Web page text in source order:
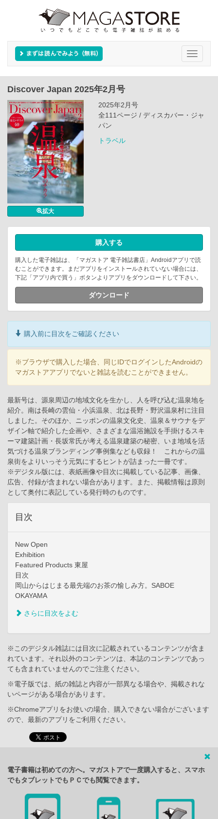
Toggle
Discover Japan 2025年2月号
拡大
2025年2月号
全111ページ / ディスカバー・ジャ
パン
トラベル
購入する
購入した電子雑誌は、「マガストア 電子雑誌書店」Androidアプリで読
むことができます。まだアプリをインストールされていない場合には、
下記「アプリ内で買う」ボタンよりアプリをダウンロードして下さい。
ダウンロード
購入前に目次をご確認ください
※ブラウザで購入した場合、同じIDでログインしたAndroidの
マガストアアプリでないと雑誌を読むことができません。
最新号は、源泉周辺の地域文化を生かし、人を呼び込む温泉地を
紹介。南は長崎の雲仙・小浜温泉、北は長野・野沢温泉村に注目
しました。そのほか、ニッポンの温泉文化史、温泉＆サウナをデ
ザイン軸で紹介した企画や、さまざまな温浴施設を手掛けるスキ
ーマ建築計画・長坂常氏が考える温泉建築の秘密、いま地域を活
気づける温泉ブランディング事例集なども収録！ これからの温
泉街をよりいっそう元気にするヒントが詰まった一冊です。
※デジタル版には、表紙画像や目次に掲載している記事、画像、
広告、付録が含まれない場合があります。また、掲載情報は原則
として奥付に表記している発行時のものです。
目次
New Open
Exhibition
Featured Products 東屋
目次
岡山からはじまる最先端のお茶の愉しみ方。SABOE
OKAYAMA
さらに目次をよむ
※このデジタル雑誌には目次に記載されているコンテンツが含ま
れています。それ以外のコンテンツは、本誌のコンテンツであっ
ても含まれていませんのでご注意ください。
※電子版では、紙の雑誌と内容が一部異なる場合や、掲載されな
いページがある場合があります。
※Chromeアプリをお使いの場合、購入できない場合がございます
ので、最新のアプリをご利用ください。
電子書籍は初めての方へ。マガストアで一度購入すると、スマホ
でもタブレットでもＰＣでも閲覧できます。